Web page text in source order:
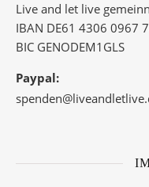
Live and let live
IBAN DE61 4306 0967
BIC GENODEM1GLS
Paypal: